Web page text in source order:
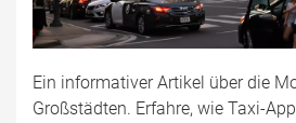
Ein informativer Artikel über die
Großstädten. Erfahre, wie Taxi-